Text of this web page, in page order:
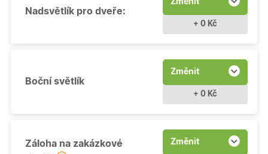
Nadsvětlík pro dveře:
Změnit
+ 0 Kč
Boční světlík
Změnit
+ 0 Kč
Záloha na zakázkové
Změnit